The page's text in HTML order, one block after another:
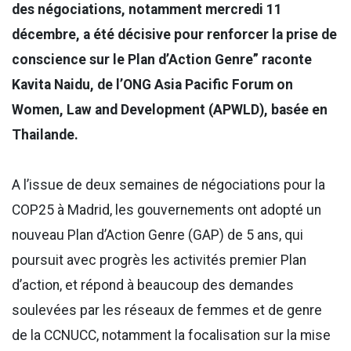
des négociations, notamment mercredi 11
décembre, a été décisive pour renforcer la prise de
conscience sur le Plan d’Action Genre” raconte
Kavita Naidu, de l’ONG Asia Pacific Forum on
Women, Law and Development (APWLD), basée en
Thailande.
A l’issue de deux semaines de négociations pour la
COP25 à Madrid, les gouvernements ont adopté un
nouveau Plan d’Action Genre (GAP) de 5 ans, qui
poursuit avec progrès les activités premier Plan
d’action, et répond à beaucoup des demandes
soulevées par les réseaux de femmes et de genre
de la CCNUCC, notamment la focalisation sur la mise